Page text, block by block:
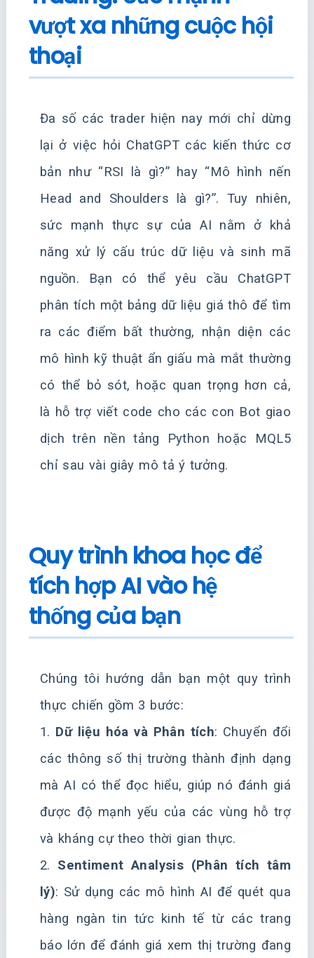
vượt xa những cuộc hội
thoại
Đa số các trader hiện nay mới chỉ dừng
lại ở việc hỏi ChatGPT các kiến thức cơ
bản như “RSI là gì?” hay “Mô hình nến
Head and Shoulders là gì?”. Tuy nhiên,
sức mạnh thực sự của AI nằm ở khả
năng xử lý cấu trúc dữ liệu và sinh mã
nguồn. Bạn có thể yêu cầu ChatGPT
phân tích một bảng dữ liệu giá thô để tìm
ra các điểm bất thường, nhận diện các
mô hình kỹ thuật ẩn giấu mà mắt thường
có thể bỏ sót, hoặc quan trọng hơn cả,
là hỗ trợ viết code cho các con Bot giao
dịch trên nền tảng Python hoặc MQL5
chỉ sau vài giây mô tả ý tưởng.
Quy trình khoa học để
tích hợp AI vào hệ
thống của bạn
Chúng tôi hướng dẫn bạn một quy trình
thực chiến gồm 3 bước:
1. Dữ liệu hóa và Phân tích: Chuyển đổi
các thông số thị trường thành định dạng
mà AI có thể đọc hiểu, giúp nó đánh giá
được độ mạnh yếu của các vùng hỗ trợ
và kháng cự theo thời gian thực.
2. Sentiment Analysis (Phân tích tâm
lý): Sử dụng các mô hình AI để quét qua
hàng ngàn tin tức kinh tế từ các trang
báo lớn để đánh giá xem thị trường đang